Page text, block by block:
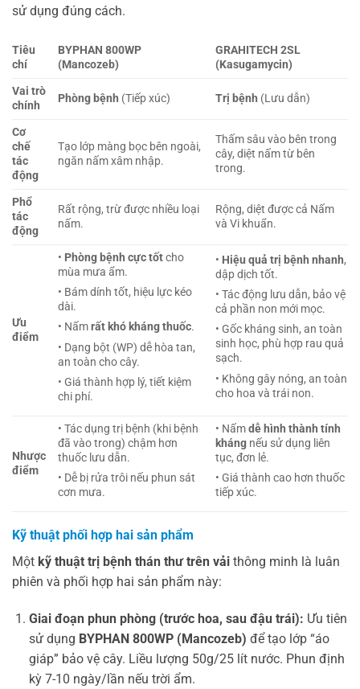
sử dụng đúng cách.
Tiêu
chí
BYPHAN 800WP
(Mancozeb)
GRAHITECH 2SL
(Kasugamycin)
Vai trò
chính
Phòng bệnh (Tiếp xúc) Trị bệnh (Lưu dẫn)
Cơ
chế
tác
động
Tạo lớp màng bọc bên ngoài,
ngăn nấm xâm nhập.
Thấm sâu vào bên trong
cây, diệt nấm từ bên
trong.
Phổ
tác
động
Rất rộng, trừ được nhiều loại
nấm.
Rộng, diệt được cả Nấm
và Vi khuẩn.
Ưu
điểm
• Phòng bệnh cực tốtcho
mùa mưa ẩm.
• Bám dính tốt, hiệu lực kéo
dài.
• Nấmrất khó kháng thuốc.
• Dạng bột (WP) dễ hòa tan,
an toàn cho cây.
• Giá thành hợp lý, tiết kiệm
chi phí.
• Hiệu quả trị bệnh nhanh,
dập dịch tốt.
• Tác động lưu dẫn, bảo vệ
cả phần non mới mọc.
• Gốc kháng sinh, an toàn
sinh học, phù hợp rau quả
sạch.
• Không gây nóng, an toàn
cho hoa và trái non.
Nhược
điểm
• Tác dụng trị bệnh (khi bệnh
đã vào trong) chậm hơn
thuốc lưu dẫn.
• Dễ bị rửa trôi nếu phun sát
cơn mưa.
• Nấmdễ hình thành tính
kháng nếu sử dụng liên
tục, đơn lẻ.
• Giá thành cao hơn thuốc
tiếp xúc.
Kỹ thuật phối hợp hai sản phẩm
Một kỹ thuật trị bệnh thán thư trên vải thông minh là luân
phiên và phối hợp hai sản phẩm này:
Giai đoạn phun phòng (trước hoa, sau đậu trái): Ưu tiên
sử dụng BYPHAN 800WP (Mancozeb) để tạo lớp “áo
giáp” bảo vệ cây. Liều lượng 50g/25 lít nước. Phun định
kỳ 7-10 ngày/lần nếu trời ẩm.